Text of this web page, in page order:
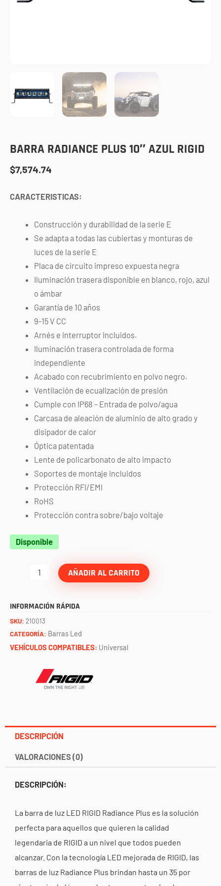
BARRA RADIANCE PLUS 10″ AZUL RIGID
$7,574.74
CARACTERISTICAS:
Construcción y durabilidad de la serie E
Se adapta a todas las cubiertas y monturas de
luces de la serie E
Placa de circuito impreso expuesta negra
Iluminación trasera disponible en blanco, rojo, azul
o ámbar
Garantía de 10 años
9-15 V CC
Arnés e interruptor incluidos.
Iluminación trasera controlada de forma
independiente
Acabado con recubrimiento en polvo negro.
Ventilación de ecualización de presión
Cumple con IP68 – Entrada de polvo/agua
Carcasa de aleación de aluminio de alto grado y
disipador de calor
Óptica patentada
Lente de policarbonato de alto impacto
Soportes de montaje incluidos
Protección RFI/EMI
RoHS
Protección contra sobre/bajo voltaje
Disponible
Barra
cantidad
AÑADIR AL CARRITO
INFORMACIÓN RÁPIDA
SKU: 210013
CATEGORÍA: Barras Led
VEHÍCULOS COMPATIBLES: Universal
DESCRIPCIÓN
VALORACIONES (0)
DESCRIPCIÓN:
La barra de luz LED RIGID Radiance Plus es la solución
perfecta para aquellos que quieren la calidad
legendaria de RIGID a un nivel que todos pueden
alcanzar. Con la tecnología LED mejorada de RIGID, las
barras de luz Radiance Plus brindan hasta un 35 por